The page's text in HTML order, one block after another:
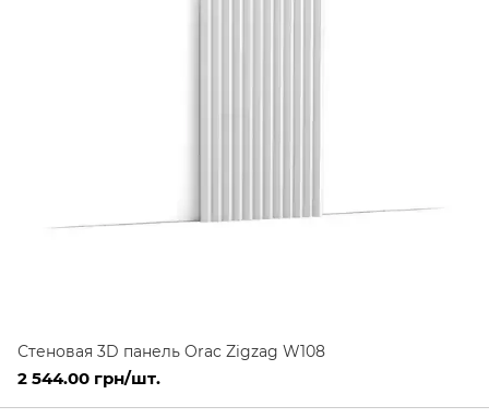
Стеновая 3D панель Orac Zigzag W108
2 544.00 грн/шт.